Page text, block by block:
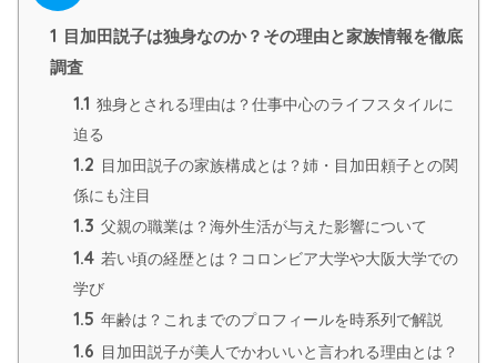
1 目加田説子は独身なのか？その理由と家族情報を徹底
調査
1.1 独身とされる理由は？仕事中心のライフスタイルに
迫る
1.2 目加田説子の家族構成とは？姉・目加田頼子との関
係にも注目
1.3 父親の職業は？海外生活が与えた影響について
1.4 若い頃の経歴とは？コロンビア大学や大阪大学での
学び
1.5 年齢は？これまでのプロフィールを時系列で解説
1.6 目加田説子が美人でかわいいと言われる理由とは？